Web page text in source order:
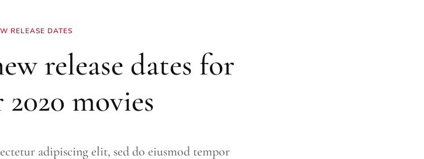
RELEASE DATES
release dates for
movies
adipiscing elit, sed do eiusmod tempor